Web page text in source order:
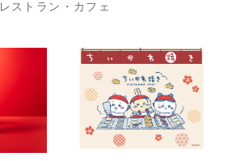
レストラン・カフェ